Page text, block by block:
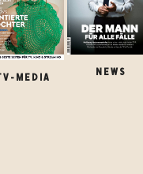
MEDIA
NEWS